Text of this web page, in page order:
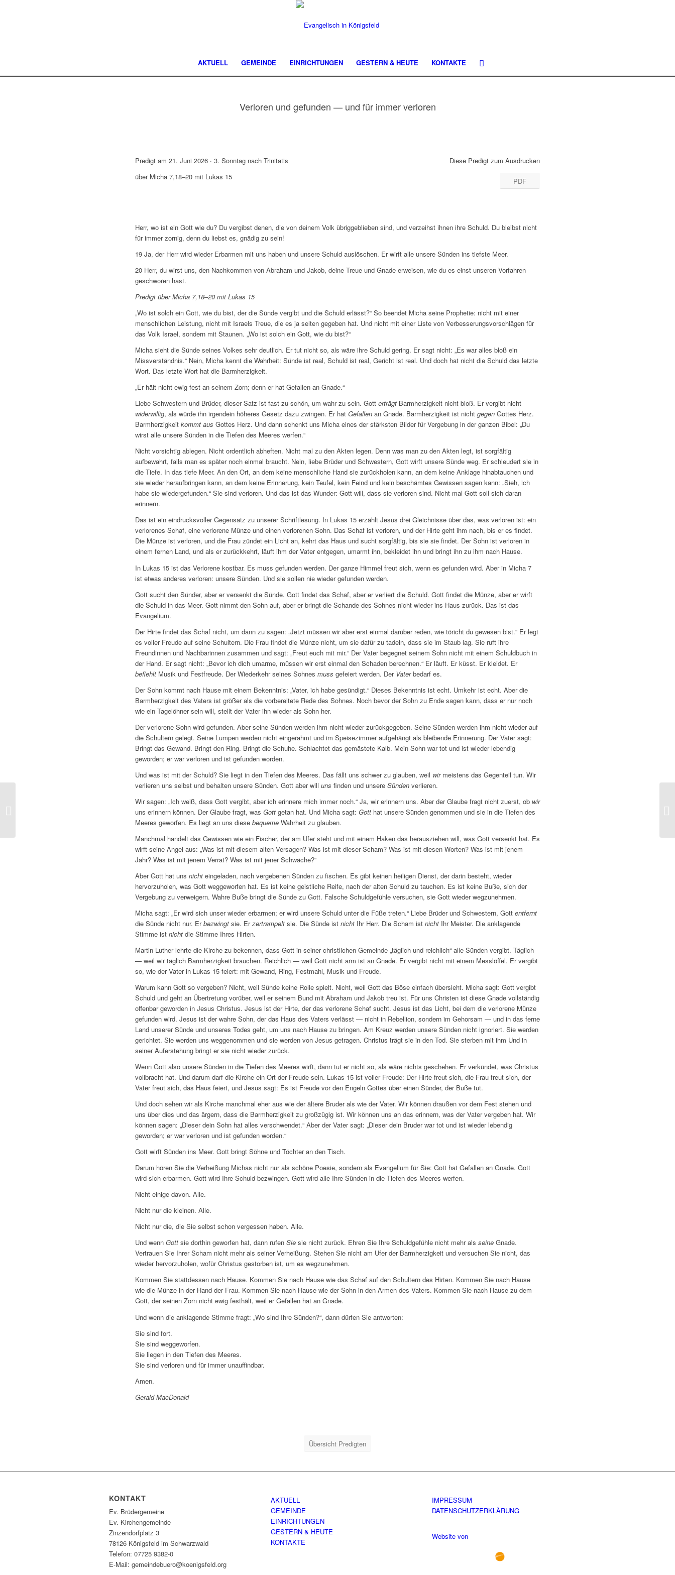
AKTUELL GEMEINDE EINRICHTUNGEN GESTERN & HEUTE KONTAKTE
Verloren und gefunden — und für immer verloren
Predigt am 21. Juni 2026 · 3. Sonntag nach Trinitatis
über Micha 7,18–20 mit Lukas 15
Diese Predigt zum Ausdrucken
PDF
Herr, wo ist ein Gott wie du? Du vergibst denen, die von deinem Volk übriggeblieben sind, und verzeihst ihnen ihre Schuld. Du bleibst nicht
für immer zornig, denn du liebst es, gnädig zu sein!
19 Ja, der Herr wird wieder Erbarmen mit uns haben und unsere Schuld auslöschen. Er wirft alle unsere Sünden ins tiefste Meer.
20 Herr, du wirst uns, den Nachkommen von Abraham und Jakob, deine Treue und Gnade erweisen, wie du es einst unseren Vorfahren
geschworen hast.
Predigt über Micha 7,18–20 mit Lukas 15
„Wo ist solch ein Gott, wie du bist, der die Sünde vergibt und die Schuld erlässt?“ So beendet Micha seine Prophetie: nicht mit einer
menschlichen Leistung, nicht mit Israels Treue, die es ja selten gegeben hat. Und nicht mit einer Liste von Verbesserungsvorschlägen für
das Volk Israel, sondern mit Staunen. „Wo ist solch ein Gott, wie du bist?“
Micha sieht die Sünde seines Volkes sehr deutlich. Er tut nicht so, als wäre ihre Schuld gering. Er sagt nicht: „Es war alles bloß ein
Missverständnis.“ Nein, Micha kennt die Wahrheit: Sünde ist real, Schuld ist real, Gericht ist real. Und doch hat nicht die Schuld das letzte
Wort. Das letzte Wort hat die Barmherzigkeit.
„Er hält nicht ewig fest an seinem Zorn; denn er hat Gefallen an Gnade.“
Liebe Schwestern und Brüder, dieser Satz ist fast zu schön, um wahr zu sein. Gott erträgtBarmherzigkeit nicht bloß. Er vergibt nicht
widerwillig, als würde ihn irgendein höheres Gesetz dazu zwingen. Er hat Gefallenan Gnade. Barmherzigkeit ist nicht gegenGottes Herz.
Barmherzigkeit kommt aus Gottes Herz. Und dann schenkt uns Micha eines der stärksten Bilder für Vergebung in der ganzen Bibel: „Du
wirst alle unsere Sünden in die Tiefen des Meeres werfen.“
Nicht vorsichtig ablegen. Nicht ordentlich abheften. Nicht mal zu den Akten legen. Denn was man zu den Akten legt, ist sorgfältig
aufbewahrt, falls man es später noch einmal braucht. Nein, liebe Brüder und Schwestern, Gott wirft unsere Sünde weg. Er schleudert sie in
die Tiefe. In das tiefe Meer. An den Ort, an dem keine menschliche Hand sie zurückholen kann, an dem keine Anklage hinabtauchen und
sie wieder heraufbringen kann, an dem keine Erinnerung, kein Teufel, kein Feind und kein beschämtes Gewissen sagen kann: „Sieh, ich
habe sie wiedergefunden.“ Sie sind verloren. Und das ist das Wunder: Gott will, dass sie verloren sind. Nicht mal Gott soll sich daran
erinnern.
Das ist ein eindrucksvoller Gegensatz zu unserer Schriftlesung. In Lukas 15 erzählt Jesus drei Gleichnisse über das, was verloren ist: ein
verlorenes Schaf, eine verlorene Münze und einen verlorenen Sohn. Das Schaf ist verloren, und der Hirte geht ihm nach, bis er es findet.
Die Münze ist verloren, und die Frau zündet ein Licht an, kehrt das Haus und sucht sorgfältig, bis sie sie findet. Der Sohn ist verloren in
einem fernen Land, und als er zurückkehrt, läuft ihm der Vater entgegen, umarmt ihn, bekleidet ihn und bringt ihn zu ihm nach Hause.
In Lukas 15 ist das Verlorene kostbar. Es muss gefunden werden. Der ganze Himmel freut sich, wenn es gefunden wird. Aber in Micha 7
ist etwas anderes verloren: unsere Sünden. Und sie sollen nie wieder gefunden werden.
Gott sucht den Sünder, aber er versenkt die Sünde. Gott findet das Schaf, aber er verliert die Schuld. Gott findet die Münze, aber er wirft
die Schuld in das Meer. Gott nimmt den Sohn auf, aber er bringt die Schande des Sohnes nicht wieder ins Haus zurück. Das ist das
Evangelium.
Der Hirte findet das Schaf nicht, um dann zu sagen: „Jetzt müssen wir aber erst einmal darüber reden, wie töricht du gewesen bist.“ Er legt
es voller Freude auf seine Schultern. Die Frau findet die Münze nicht, um sie dafür zu tadeln, dass sie im Staub lag. Sie ruft ihre
Freundinnen und Nachbarinnen zusammen und sagt: „Freut euch mit mir.“ Der Vater begegnet seinem Sohn nicht mit einem Schuldbuch in
der Hand. Er sagt nicht: „Bevor ich dich umarme, müssen wir erst einmal den Schaden berechnen.“ Er läuft. Er küsst. Er kleidet. Er
befiehltMusik und Festfreude. Der Wiederkehr seines Sohnes muss gefeiert werden. Der Vaterbedarf es.
Der Sohn kommt nach Hause mit einem Bekenntnis: „Vater, ich habe gesündigt.“ Dieses Bekenntnis ist echt. Umkehr ist echt. Aber die
Barmherzigkeit des Vaters ist größer als die vorbereitete Rede des Sohnes. Noch bevor der Sohn zu Ende sagen kann, dass er nur noch
wie ein Tagelöhner sein will, stellt der Vater ihn wieder als Sohn her.
Der verlorene Sohn wird gefunden. Aber seine Sünden werden ihm nicht wieder zurückgegeben. Seine Sünden werden ihm nicht wieder auf
die Schultern gelegt. Seine Lumpen werden nicht eingerahmt und im Speisezimmer aufgehängt als bleibende Erinnerung. Der Vater sagt:
Bringt das Gewand. Bringt den Ring. Bringt die Schuhe. Schlachtet das gemästete Kalb. Mein Sohn war tot und ist wieder lebendig
geworden; er war verloren und ist gefunden worden.
Und was ist mit der Schuld? Sie liegt in den Tiefen des Meeres. Das fällt uns schwer zu glauben, weil wirmeistens das Gegenteil tun. Wir
verlieren uns selbst und behalten unsere Sünden. Gott aber will uns finden und unsere Sündenverlieren.
Wir sagen: „Ich weiß, dass Gott vergibt, aber ich erinnere mich immer noch.“ Ja, wir erinnern uns. Aber der Glaube fragt nicht zuerst, ob wir
uns erinnern können. Der Glaube fragt, was Gottgetan hat. Und Micha sagt: Gotthat unsere Sünden genommen und sie in die Tiefen des
Meeres geworfen. Es liegt an uns diese bequemeWahrheit zu glauben.
Manchmal handelt das Gewissen wie ein Fischer, der am Ufer steht und mit einem Haken das herausziehen will, was Gott versenkt hat. Es
wirft seine Angel aus: „Was ist mit diesem alten Versagen? Was ist mit dieser Scham? Was ist mit diesen Worten? Was ist mit jenem
Jahr? Was ist mit jenem Verrat? Was ist mit jener Schwäche?“
Aber Gott hat uns nichteingeladen, nach vergebenen Sünden zu fischen. Es gibt keinen heiligen Dienst, der darin besteht, wieder
hervorzuholen, was Gott weggeworfen hat. Es ist keine geistliche Reife, nach der alten Schuld zu tauchen. Es ist keine Buße, sich der
Vergebung zu verweigern. Wahre Buße bringt die Sünde zu Gott. Falsche Schuldgefühle versuchen, sie Gott wieder wegzunehmen.
Micha sagt: „Er wird sich unser wieder erbarmen; er wird unsere Schuld unter die Füße treten.“ Liebe Brüder und Schwestern, Gott entfernt
die Sünde nicht nur. Erbezwingtsie. Erzertrampeltsie. Die Sünde ist nichtIhr Herr. Die Scham ist nichtIhr Meister. Die anklagende
Stimme ist nichtdie Stimme Ihres Hirten.
Martin Luther lehrte die Kirche zu bekennen, dass Gott in seiner christlichen Gemeinde „täglich und reichlich“ alle Sünden vergibt. Täglich
— weil wir täglich Barmherzigkeit brauchen. Reichlich — weil Gott nicht arm ist an Gnade. Er vergibt nicht mit einem Messlöffel. Er vergibt
so, wie der Vater in Lukas 15 feiert: mit Gewand, Ring, Festmahl, Musik und Freude.
Warum kann Gott so vergeben? Nicht, weil Sünde keine Rolle spielt. Nicht, weil Gott das Böse einfach übersieht. Micha sagt: Gott vergibt
Schuld und geht an Übertretung vorüber, weil er seinem Bund mit Abraham und Jakob treu ist. Für uns Christen ist diese Gnade vollständig
offenbar geworden in Jesus Christus. Jesus ist der Hirte, der das verlorene Schaf sucht. Jesus ist das Licht, bei dem die verlorene Münze
gefunden wird. Jesus ist der wahre Sohn, der das Haus des Vaters verlässt — nicht in Rebellion, sondern im Gehorsam — und in das ferne
Land unserer Sünde und unseres Todes geht, um uns nach Hause zu bringen. Am Kreuz werden unsere Sünden nicht ignoriert. Sie werden
gerichtet. Sie werden uns weggenommen und sie werden von Jesus getragen. Christus trägt sie in den Tod. Sie sterben mit ihm Und in
seiner Auferstehung bringt er sie nicht wieder zurück.
Wenn Gott also unsere Sünden in die Tiefen des Meeres wirft, dann tut er nicht so, als wäre nichts geschehen. Er verkündet, was Christus
vollbracht hat. Und darum darf die Kirche ein Ort der Freude sein. Lukas 15 ist voller Freude: Der Hirte freut sich, die Frau freut sich, der
Vater freut sich, das Haus feiert, und Jesus sagt: Es ist Freude vor den Engeln Gottes über einen Sünder, der Buße tut.
Und doch sehen wir als Kirche manchmal eher aus wie der ältere Bruder als wie der Vater. Wir können draußen vor dem Fest stehen und
uns über dies und das ärgern, dass die Barmherzigkeit zu großzügig ist. Wir können uns an das erinnern, was der Vater vergeben hat. Wir
können sagen: „Dieser dein Sohn hat alles verschwendet.“ Aber der Vater sagt: „Dieser dein Bruder war tot und ist wieder lebendig
geworden; er war verloren und ist gefunden worden.“
Gott wirft Sünden ins Meer. Gott bringt Söhne und Töchter an den Tisch.
Darum hören Sie die Verheißung Michas nicht nur als schöne Poesie, sondern als Evangelium für Sie: Gott hat Gefallen an Gnade. Gott
wird sich erbarmen. Gott wird Ihre Schuld bezwingen. Gott wird alle Ihre Sünden in die Tiefen des Meeres werfen.
Nicht einige davon. Alle.
Nicht nur die kleinen. Alle.
Nicht nur die, die Sie selbst schon vergessen haben. Alle.
Und wenn Gottsie dorthin geworfen hat, dann rufen Siesie nicht zurück. Ehren Sie Ihre Schuldgefühle nicht mehr als seineGnade.
Vertrauen Sie Ihrer Scham nicht mehr als seiner Verheißung. Stehen Sie nicht am Ufer der Barmherzigkeit und versuchen Sie nicht, das
wieder hervorzuholen, wofür Christus gestorben ist, um es wegzunehmen.
Kommen Sie stattdessen nach Hause. Kommen Sie nach Hause wie das Schaf auf den Schultern des Hirten. Kommen Sie nach Hause
wie die Münze in der Hand der Frau. Kommen Sie nach Hause wie der Sohn in den Armen des Vaters. Kommen Sie nach Hause zu dem
Gott, der seinen Zorn nicht ewig festhält, weil er Gefallen hat an Gnade.
Und wenn die anklagende Stimme fragt: „Wo sind Ihre Sünden?“, dann dürfen Sie antworten:
Sie sind fort.
Sie sind weggeworfen.
Sie liegen in den Tiefen des Meeres.
Sie sind verloren und für immer unauffindbar.
Amen.
Gerald MacDonald
Übersicht Predigten
KONTAKT
Ev. Brüdergemeine
Ev. Kirchengemeinde
Zinzendorfplatz 3
78126 Königsfeld im Schwarzwald
Telefon: 07725 9382-0
E-Mail: gemeindebuero@koenigsfeld.org
AKTUELL
GEMEINDE
EINRICHTUNGEN
GESTERN & HEUTE
KONTAKTE
IMPRESSUM
DATENSCHUTZERKLÄRUNG
Website von